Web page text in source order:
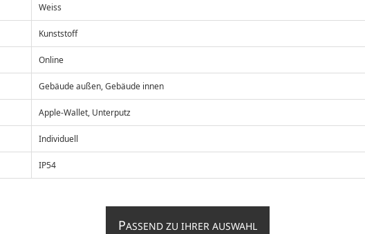
Weiss
Kunststoff
Online
Gebäude außen, Gebäude innen
Apple-Wallet, Unterputz
Individuell
IP54
PASSEND ZU IHRER AUSWAHL